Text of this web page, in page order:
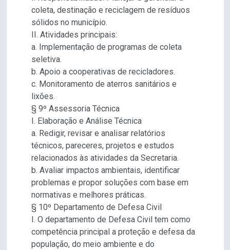
coleta, destinação e reciclagem de resíduos
sólidos no município.
II. Atividades principais:
a. Implementação de programas de coleta
seletiva.
b. Apoio a cooperativas de recicladores.
c. Monitoramento de aterros sanitários e
lixões.
§ 9º Assessoria Técnica
I. Elaboração e Análise Técnica
a. Redigir, revisar e analisar relatórios
técnicos, pareceres, projetos e estudos
relacionados às atividades da Secretaria.
b. Avaliar impactos ambientais, identificar
problemas e propor soluções com base em
normativas e melhores práticas.
§ 10º Departamento de Defesa Civil
I. O departamento de Defesa Civil tem como
competência principal a proteção e defesa da
população, do meio ambiente e do